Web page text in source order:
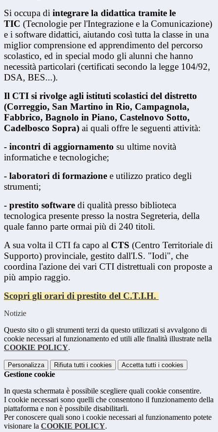
Si occupa di integrare la didattica tramite le
TIC (Tecnologie per l'Integrazione e la Comunicazione)
e i software didattici, aiutando così tutta la classe in una
miglior comprensione ed apprendimento del percorso
scolastico, ed in special modo gli alunni che hanno
necessità particolari (certificati secondo la legge 104/92,
DSA, BES...).
Il CTI si rivolge agli istituti scolastici del distretto
(Correggio, San Martino in Rio, Campagnola,
Fabbrico, Bagnolo in Piano, Castelnovo Sotto,
Cadelbosco Sopra) ai quali offre le seguenti attività:
- incontri di aggiornamento su ultime novità
informatiche e tecnologiche;
- laboratori di formazione e utilizzo pratico degli
strumenti;
- prestito software di qualità presso biblioteca
tecnologica presente presso la nostra Segreteria, della
quale fanno parte ormai più di 240 titoli.
A sua volta il CTI fa capo al CTS (Centro Territoriale di
Supporto) provinciale, gestito dall'I.S. "Iodi", che
coordina l'azione dei vari CTI distrettuali con proposte a
più ampio raggio.
Scopri gli orari di prestito del C.T.I.H.
Notizie
Questo sito o gli strumenti terzi da questo utilizzati si avvalgono di
cookie necessari al funzionamento ed utili alle finalità illustrate nella
COOKIE POLICY.
Personalizza Rifiuta tutti i cookies Accetta tutti i cookies
Gestione cookie
In questa schermata è possibile scegliere quali cookie consentire.
I cookie necessari sono quelli che consentono il funzionamento della
piattaforma e non è possibile disabilitarli.
Per conoscere quali sono i cookie necessari al funzionamento potete
visionare la COOKIE POLICY.